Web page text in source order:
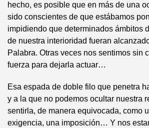
hecho, es posible que en más de una
sido conscientes de que estábamos
impidiendo que determinados ámbitos
de nuestra interioridad fueran
Palabra. Otras veces nos sentimos sin
fuerza para dejarla actuar…
Esa espada de doble filo que penetra
y a la que no podemos ocultar nuestra
sentirla, de manera equivocada, como
exigencia, una imposición… Y nos